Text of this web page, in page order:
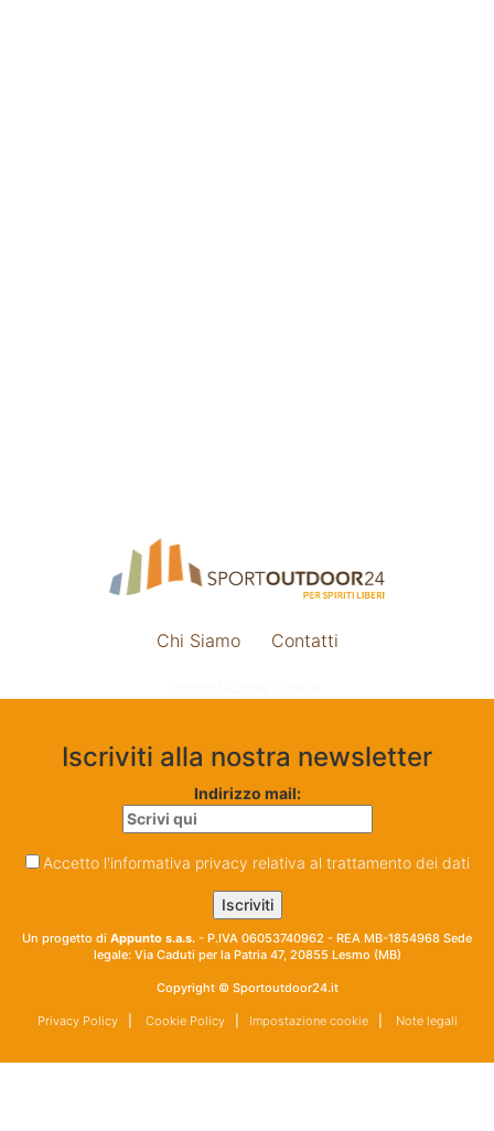
Chi Siamo Contatti
Iscriviti alla nostra newsletter
Indirizzo mail:
Accetto l'informativa privacy relativa al trattamento dei dati
Un progetto di Appunto s.a.s. - P.IVA 06053740962 - REA MB-1854968 Sede
legale: Via Caduti per la Patria 47, 20855 Lesmo (MB)
Copyright © Sportoutdoor24.it
Privacy Policy| Cookie Policy| Impostazione cookie| Note legali